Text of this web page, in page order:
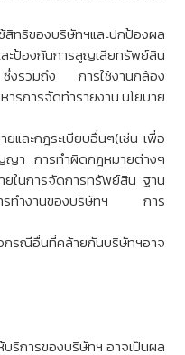
ทธิของบริษัทฯและปกป้องผล
ะป้องกันการสูญเสียทรัพย์สิน
ซึ่งรวมถึง การใช้งานกล้อง
รการจัดทำรายงาน นโยบาย
ละกฎระเบียบอื่นๆ(เช่น เพื่อ
ญา การทำผิดกฎหมายต่างๆ
ยในการจัดการทรัพย์สิน ฐาน
การทำงานของบริษัทฯ การ
กรณีอื่นที่คล้ายกันบริษัทฯอาจ
ริการของบริษัทฯ อาจเป็นผล